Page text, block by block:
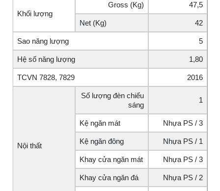
Khối lượng
Gross (Kg) 47,5
Net (Kg) 42
Sao năng lượng 5
Hệ số năng lượng 1,80
TCVN 7828, 7829 2016
Nội thất
Số lượng đèn chiếu
sáng
1
Kệ ngăn mát Nhựa PS / 3
Kệ ngăn đông Nhựa PS / 1
Khay cửa ngăn mát Nhựa PS / 3
Khay cửa ngăn đá Nhựa PS / 2